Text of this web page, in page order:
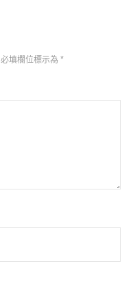
必填欄位標示為 *